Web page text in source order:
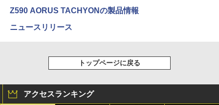
Z590 AORUS TACHYONの製品情報
ニュースリリース
トップページに戻る
アクセスランキング